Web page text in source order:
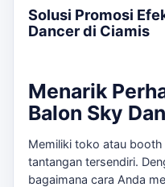
Solusi Promosi
Dancer di Ciamis
Menarik
Balon Sky
Memiliki toko atau
tantangan tersendiri.
bagaimana cara Anda